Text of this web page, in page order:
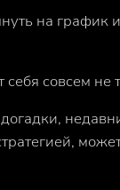
на график
себя совсем